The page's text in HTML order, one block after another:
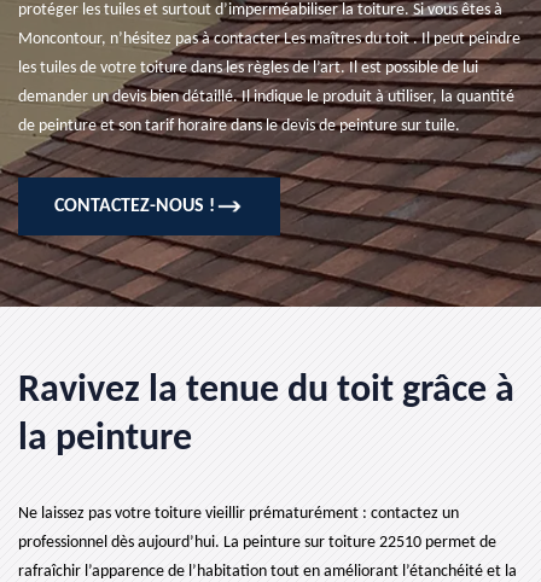
protéger les tuiles et surtout d’imperméabiliser la toiture. Si vous êtes à
Moncontour, n’hésitez pas à contacter Les maîtres du toit . Il peut peindre
les tuiles de votre toiture dans les règles de l’art. Il est possible de lui
demander un devis bien détaillé. Il indique le produit à utiliser, la quantité
de peinture et son tarif horaire dans le devis de peinture sur tuile.
CONTACTEZ-NOUS !
Ravivez la tenue du toit grâce à
la peinture
Ne laissez pas votre toiture vieillir prématurément : contactez un
professionnel dès aujourd’hui. La peinture sur toiture 22510 permet de
rafraîchir l’apparence de l’habitation tout en améliorant l’étanchéité et la